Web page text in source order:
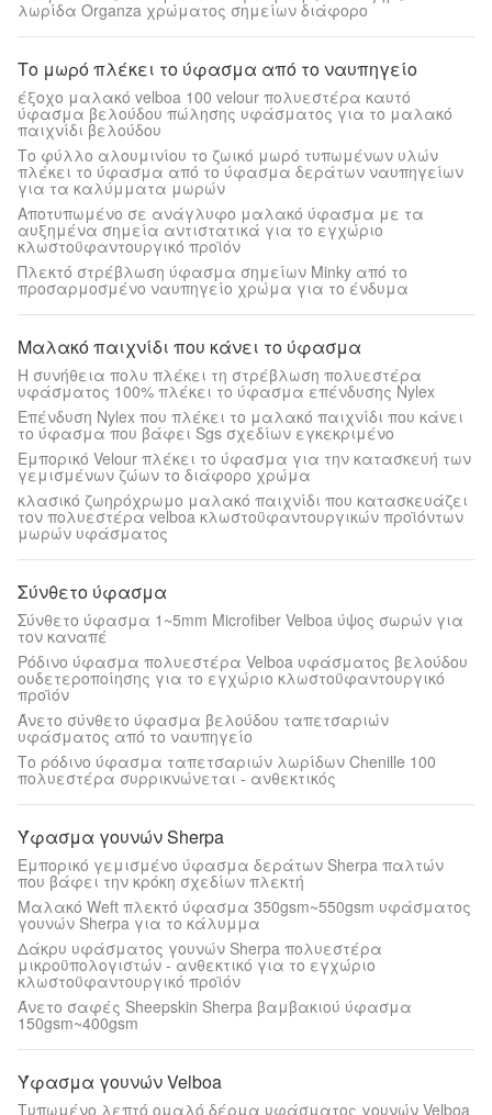
λωρίδα Organza χρώματος σημείων διάφορο
Το μωρό πλέκει το ύφασμα από το ναυπηγείο
έξοχο μαλακό velboa 100 velour πολυεστέρα καυτό
ύφασμα βελούδου πώλησης υφάσματος για το μαλακό
παιχνίδι βελούδου
Το φύλλο αλουμινίου το ζωικό μωρό τυπωμένων υλών
πλέκει το ύφασμα από το ύφασμα δεράτων ναυπηγείων
για τα καλύμματα μωρών
Αποτυπωμένο σε ανάγλυφο μαλακό ύφασμα με τα
αυξημένα σημεία αντιστατικά για το εγχώριο
κλωστοϋφαντουργικό προϊόν
Πλεκτό στρέβλωση ύφασμα σημείων Minky από το
προσαρμοσμένο ναυπηγείο χρώμα για το ένδυμα
Μαλακό παιχνίδι που κάνει το ύφασμα
Η συνήθεια πολυ πλέκει τη στρέβλωση πολυεστέρα
υφάσματος 100% πλέκει το ύφασμα επένδυσης Nylex
Επένδυση Nylex που πλέκει το μαλακό παιχνίδι που κάνει
το ύφασμα που βάφει Sgs σχεδίων εγκεκριμένο
Εμπορικό Velour πλέκει το ύφασμα για την κατασκευή των
γεμισμένων ζώων το διάφορο χρώμα
κλασικό ζωηρόχρωμο μαλακό παιχνίδι που κατασκευάζει
τον πολυεστέρα velboa κλωστοϋφαντουργικών προϊόντων
μωρών υφάσματος
Σύνθετο ύφασμα
Σύνθετο ύφασμα 1~5mm Microfiber Velboa ύψος σωρών για
τον καναπέ
Ρόδινο ύφασμα πολυεστέρα Velboa υφάσματος βελούδου
ουδετεροποίησης για το εγχώριο κλωστοϋφαντουργικό
προϊόν
Άνετο σύνθετο ύφασμα βελούδου ταπετσαριών
υφάσματος από το ναυπηγείο
Το ρόδινο ύφασμα ταπετσαριών λωρίδων Chenille 100
πολυεστέρα συρρικνώνεται - ανθεκτικός
Ύφασμα γουνών Sherpa
Εμπορικό γεμισμένο ύφασμα δεράτων Sherpa παλτών
που βάφει την κρόκη σχεδίων πλεκτή
Μαλακό Weft πλεκτό ύφασμα 350gsm~550gsm υφάσματος
γουνών Sherpa για το κάλυμμα
Δάκρυ υφάσματος γουνών Sherpa πολυεστέρα
μικροϋπολογιστών - ανθεκτικό για το εγχώριο
κλωστοϋφαντουργικό προϊόν
Άνετο σαφές Sheepskin Sherpa βαμβακιού ύφασμα
150gsm~400gsm
Ύφασμα γουνών Velboa
Τυπωμένο λεπτό ομαλό δέρμα υφάσματος γουνών Velboa